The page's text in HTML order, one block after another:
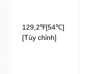
129,2℉[54℃]
[Tùy chỉnh]